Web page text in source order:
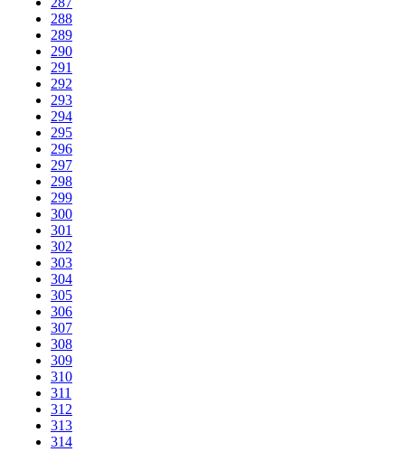
288
289
290
291
292
293
294
295
296
297
298
299
300
301
302
303
304
305
306
307
308
309
310
311
312
313
314